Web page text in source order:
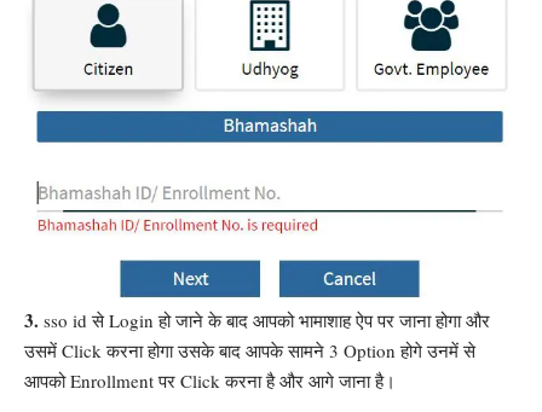
3. sso id से Login हो जाने के बाद आपको भामाशाह ऐप पर जाना होगा और
उसमें Click करना होगा उसके बाद आपके सामने 3 Option होगे उनमें से
आपको Enrollment पर Click करना है और आगे जाना है।